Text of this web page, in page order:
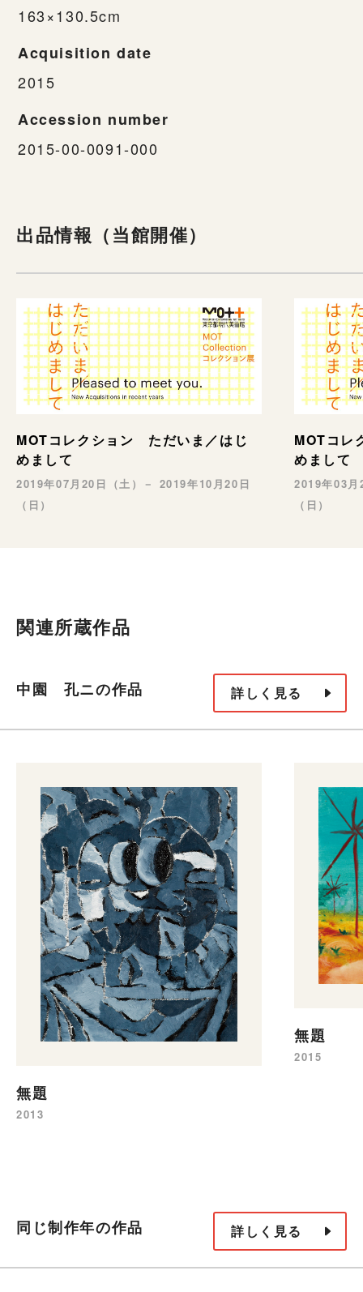
163×130.5cm
Acquisition date
2015
Accession number
2015-00-0091-000
出品情報（当館開催）
MOTコレクション ただいま／はじ
めまして
2019年07月20日（土）－ 2019年10月20日
（日）
MOTコレ
めまして
2019年03
（日）
関連所蔵作品
中園 孔ニの作品 詳しく見る
無題
2013
無題
2015
同じ制作年の作品 詳しく見る